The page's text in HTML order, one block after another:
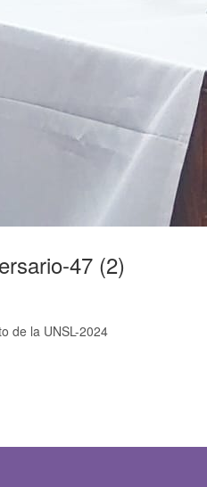
47 (2)
de la UNSL-2024